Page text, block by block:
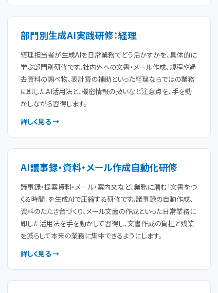
部門別生成AI実践研修：経理
経理担当者が生成AIを日常業務でどう活かすかを、具体的に
学ぶ部門別研修です。社内外への文書・メール作成、規程や過
去資料の調べ物、表計算の補助といった経理ならではの業務
に即したAI活用法と、機密情報の扱いなど注意点を、手を動
かしながら習得します。
詳しく見る →
AI議事録・資料・メール作成自動化研修
議事録・提案資料・メール・案内文など、業務に潜む「文書をつ
くる時間」を生成AIで圧縮する研修です。議事録の自動作成、
資料のたたき台づくり、メール文面の作成といった日常業務に
即した活用法を手を動かして習得し、文書作成の負担と残業
を減らして本来の業務に集中できるようにします。
詳しく見る →